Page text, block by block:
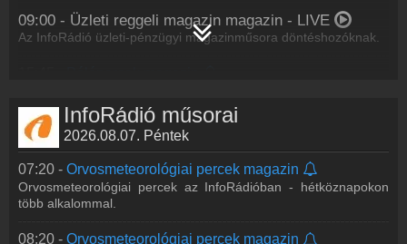
09:00 - Üzleti reggeli magazin magazin - LIVE
Az InfoRádió üzleti-pénzügyi magazinműsora döntéshozóknak.
16:20 -Orvosmeteorológiai percek magazin
Orvosmeteorológiai percek az InfoRádióban - hétköznapokon
több alkalommal.
16:35 -Fővárosi mozaik magazin
InfoRádió műsorai
2026.08.07. Péntek
07:20 - Orvosmeteorológiai percek magazin
Orvosmeteorológiai percek az InfoRádióban - hétköznapokon
több alkalommal.
08:20 - Orvosmeteorológiai percek magazin